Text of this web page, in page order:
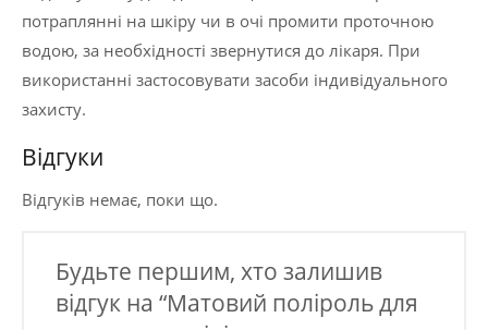
потраплянні на шкіру чи в очі промити проточною
водою, за необхідності звернутися до лікаря. При
використанні застосовувати засоби індивідуального
захисту.
Відгуки
Відгуків немає, поки що.
Будьте першим, хто залишив
відгук на “Матовий поліроль для